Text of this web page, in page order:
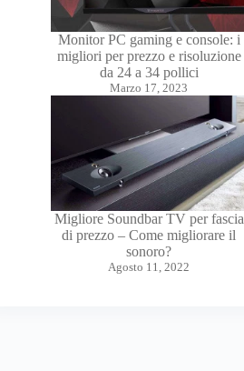
Monitor PC gaming e console: i
migliori per prezzo e risoluzione
da 24 a 34 pollici
Marzo 17, 2023
Migliore Soundbar TV per fascia
di prezzo – Come migliorare il
sonoro?
Agosto 11, 2022